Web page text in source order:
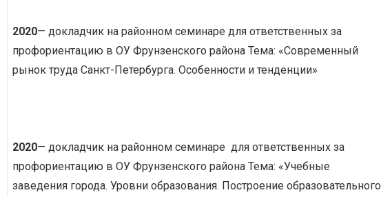
2020— докладчик на районном семинаре для ответственных за
профориентацию в ОУ Фрунзенского района Тема: «Современный
рынок труда Санкт-Петербурга. Особенности и тенденции»
2020— докладчик на районном семинаре для ответственных за
профориентацию в ОУ Фрунзенского района Тема: «Учебные
заведения города. Уровни образования. Построение образовательного